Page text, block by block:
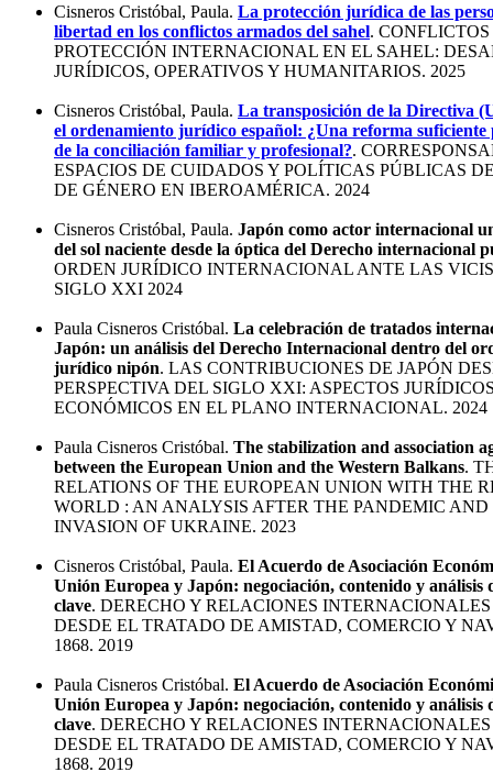
Cisneros Cristóbal, Paula. La protección jurídica de las
libertad en los conflictos armados del sahel.
PROTECCIÓN INTERNACIONAL EN EL SAHEL:
JURÍDICOS, OPERATIVOS Y HUMANITARIOS. 2025
Cisneros Cristóbal, Paula. La transposición de la Directiva
el ordenamiento jurídico español: ¿Una reforma
de la conciliación familiar y profesional?.
ESPACIOS DE CUIDADOS Y POLÍTICAS PÚBLICAS
DE GÉNERO EN IBEROAMÉRICA. 2024
Cisneros Cristóbal, Paula. Japón como actor internacional
del sol naciente desde la óptica del Derecho internacional
ORDEN JURÍDICO INTERNACIONAL ANTE LAS
SIGLO XXI 2024
Paula Cisneros Cristóbal. La celebración de tratados
Japón: un análisis del Derecho Internacional dentro del
jurídico nipón. LAS CONTRIBUCIONES DE JAPÓN
PERSPECTIVA DEL SIGLO XXI: ASPECTOS
ECONÓMICOS EN EL PLANO INTERNACIONAL. 2024
Paula Cisneros Cristóbal. The stabilization and association
between the European Union and the Western Balkans.
RELATIONS OF THE EUROPEAN UNION WITH THE
WORLD : AN ANALYSIS AFTER THE PANDEMIC
INVASION OF UKRAINE. 2023
Cisneros Cristóbal, Paula. El Acuerdo de Asociación
Unión Europea y Japón: negociación, contenido y análisis
clave. DERECHO Y RELACIONES
DESDE EL TRATADO DE AMISTAD, COMERCIO Y
1868. 2019
Paula Cisneros Cristóbal. El Acuerdo de Asociación
Unión Europea y Japón: negociación, contenido y análisis
clave. DERECHO Y RELACIONES
DESDE EL TRATADO DE AMISTAD, COMERCIO Y
1868. 2019